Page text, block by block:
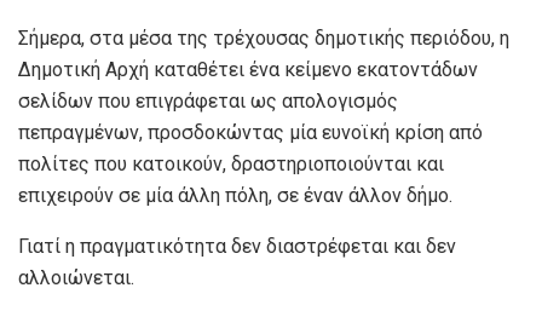
Σήμερα, στα μέσα της τρέχουσας δημοτικής περιόδου, η
Δημοτική Αρχή καταθέτει ένα κείμενο εκατοντάδων
σελίδων που επιγράφεται ως απολογισμός
πεπραγμένων, προσδοκώντας μία ευνοϊκή κρίση από
πολίτες που κατοικούν, δραστηριοποιούνται και
επιχειρούν σε μία άλλη πόλη, σε έναν άλλον δήμο.
Γιατί η πραγματικότητα δεν διαστρέφεται και δεν
αλλοιώνεται.